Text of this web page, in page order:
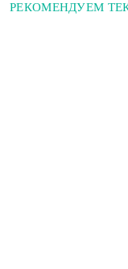
РЕКОМЕНДУЕМ